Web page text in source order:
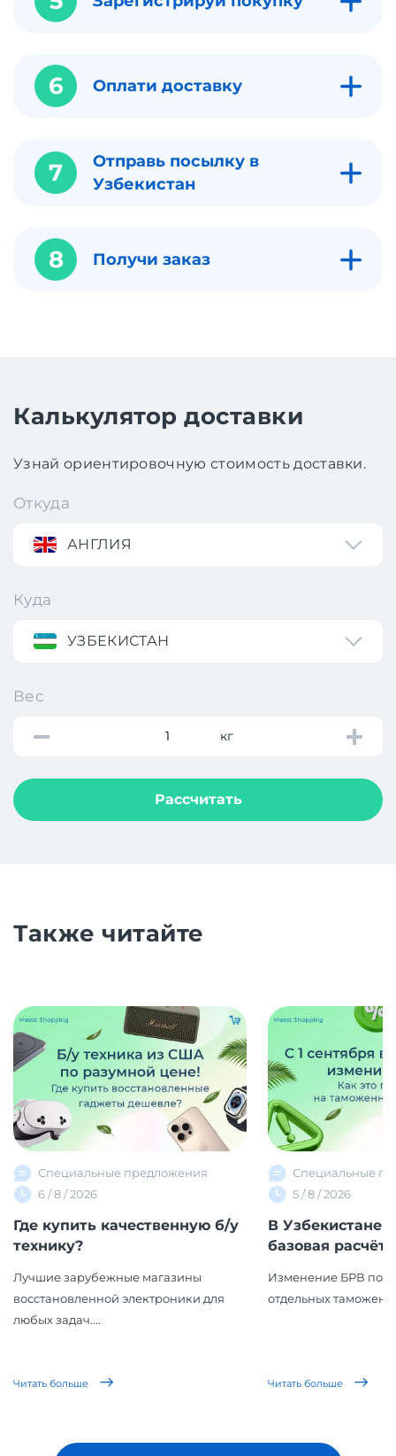
6 Оплати доставку
7
Отправь посылку в
Узбекистан
8 Получи заказ
Калькулятор доставки
Узнай ориентировочную стоимость доставки.
Откуда
АНГЛИЯ
Куда
УЗБЕКИСТАН
Вес
кг
Рассчитать
Также читайте
Специальные предложения
6 / 8 / 2026
Где купить качественную б/у
технику?
Лучшие зарубежные магазины
восстановленной электроники для
любых задач....
Читать больше
Специальные
5 / 8 / 2026
В Узбекистане
базовая
Изменение БРВ
отдельных
Читать больше